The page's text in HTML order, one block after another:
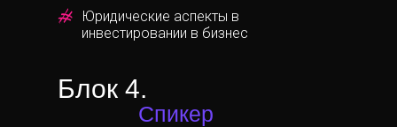
Юридические аспекты в
инвестировании в бизнес
Блок 4.
Спикер